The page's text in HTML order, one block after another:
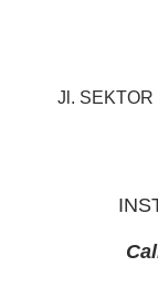
Jl. SEKTOR